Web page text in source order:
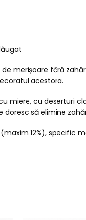
merișoare fără
acestora.
miere, cu deserturi
să elimine
12%), specific